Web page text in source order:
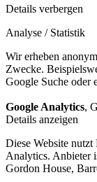
Details verbergen
Analyse / Statistik
Wir erheben
Zwecke.
Google Suche oder
Google Analytics,
Details anzeigen
Diese Website nutzt
Analytics. Anbieter
Gordon House,